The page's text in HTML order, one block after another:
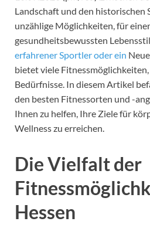
Landschaft und den historischen
unzählige Möglichkeiten, für
gesundheitsbewussten
erfahrener Sportler oder ein
bietet viele
Bedürfnisse. In diesem Artikel
den besten Fitnessorten und -
Ihnen zu helfen, Ihre Ziele für
Wellness zu erreichen.
Die Vielfalt der
Hessen